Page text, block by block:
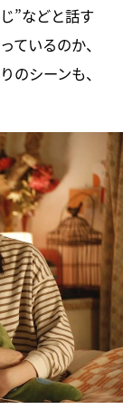
”などと話す
ているのか、
のシーンも、